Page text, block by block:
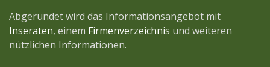
Abgerundet wird das Informationsangebot mit
Inseraten, einem Firmenverzeichnis und weiteren
nützlichen Informationen.